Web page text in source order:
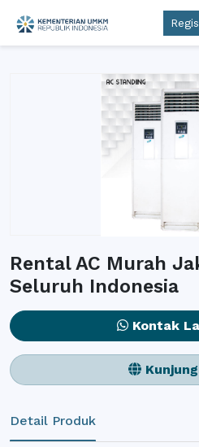
Rental AC Murah
Seluruh Indonesia
Kontak
Detail Produk